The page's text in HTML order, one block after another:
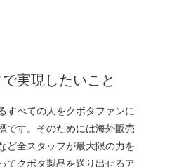
実現したいこと
すべての人をクボタファンに
です。そのためには海外販売
ど全スタッフが最大限の力を
てクボタ製品を送り出せるア